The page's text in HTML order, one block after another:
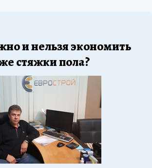
и нельзя экономить
стяжки пола?